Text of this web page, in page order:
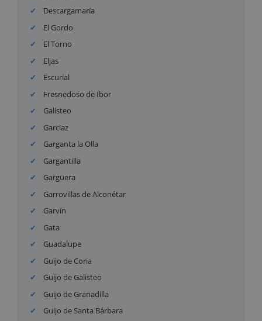
Descargamaría
El Gordo
El Torno
Eljas
Escurial
Fresnedoso de Ibor
Galisteo
Garciaz
Garganta la Olla
Gargantilla
Gargüera
Garrovillas de Alconétar
Garvín
Gata
Guadalupe
Guijo de Coria
Guijo de Galisteo
Guijo de Granadilla
Guijo de Santa Bárbara